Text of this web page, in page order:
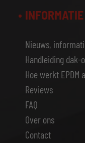
INFORMATIE
Nieuws,
Handleiding dak-
Hoe werkt EPDM
Reviews
FAQ
Over ons
Contact